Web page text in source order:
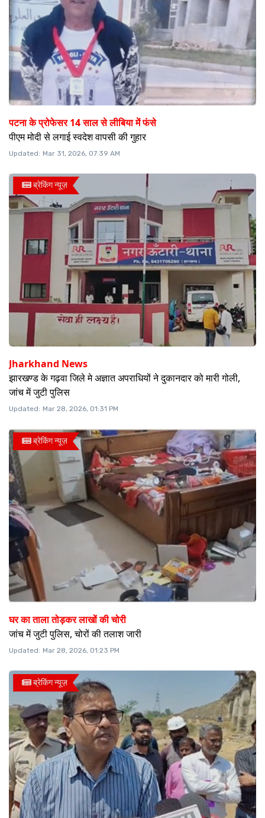
पटना के प्रोफेसर 14 साल से लीबिया में फंसे
पीएम मोदी से लगाई स्वदेश वापसी की गुहार
Updated: Mar 31, 2026, 07:39 AM
ब्रेकिंग न्यूज़
Jharkhand News
झारखण्ड के गढ़वा जिले मे अज्ञात अपराधियों ने दुकानदार को मारी गोली,
जांच में जुटी पुलिस
Updated: Mar 28, 2026, 01:31 PM
ब्रेकिंग न्यूज़
घर का ताला तोड़कर लाखों की चोरी
जांच में जुटी पुलिस, चोरों की तलाश जारी
Updated: Mar 28, 2026, 01:23 PM
ब्रेकिंग न्यूज़